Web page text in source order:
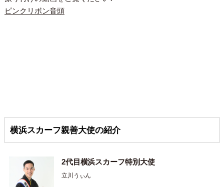
ピンクリボン音頭
横浜スカーフ親善大使の紹介
2代目横浜スカーフ特別大使
立川うぃん